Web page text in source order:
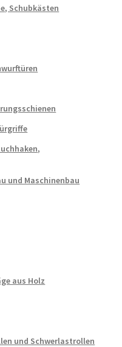
Schubkästen
und Maschinenbau
aus Holz
und Schwerlastrollen